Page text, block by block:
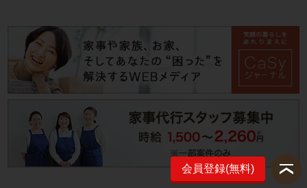
会員登録(無料)